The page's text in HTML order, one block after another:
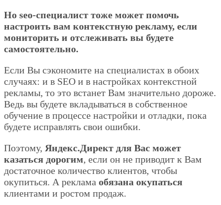
Но seo-специалист тоже может помочь
настроить вам контекстную рекламу, если
мониторить и отслеживать вы будете
самостоятельно.
Если Вы сэкономите на специалистах в обоих
случаях: и в SEO и в настройках контекстной
рекламы, то это встанет Вам значительно дороже.
Ведь вы будете вкладываться в собственное
обучение в процессе настройки и отладки, пока
будете исправлять свои ошибки.
Поэтому, Яндекс.Директ для Вас может
казаться дорогим, если он не приводит к Вам
достаточное количество клиентов, чтобы
окупиться. А реклама обязана окупаться
клиентами и ростом продаж.